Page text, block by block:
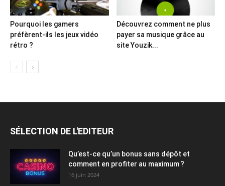
Pourquoi les gamers
préfèrent-ils les jeux vidéo
rétro ?
Découvrez comment ne plus
payer sa musique grâce au
site Youzik...
SÉLECTION DE L'EDITEUR
Qu’est-ce qu’un bonus sans dépôt et
comment en profiter au maximum ?
16 juin 2024